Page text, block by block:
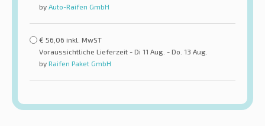
by Auto-Raifen GmbH
€ 56,06 inkl. MwST
Voraussichtliche Lieferzeit - Di 11 Aug. - Do. 13 Aug.
by Raifen Paket GmbH